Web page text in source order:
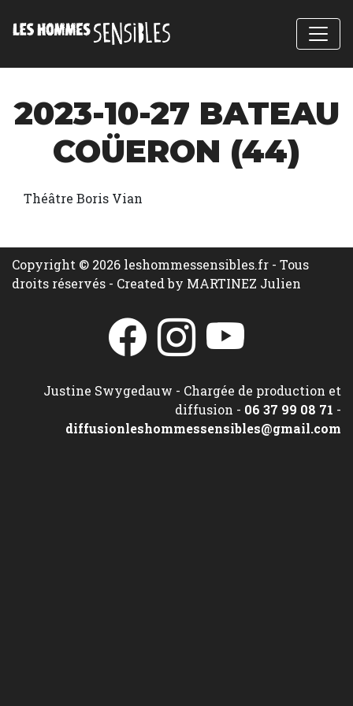
2023-10-27 BATEAU
COÜERON (44)
Théâtre Boris Vian
Copyright © 2026 leshommessensibles.fr - Tous
droits réservés - Created by MARTINEZ Julien
Justine Swygedauw - Chargée de production et
diffusion - 06 37 99 08 71 -
diffusionleshommessensibles@gmail.com